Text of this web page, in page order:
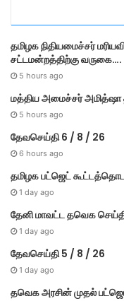
i
e
s
தமி​ழ​க நிதியமைச்சர்
சட்டமன்றத்திற்கு வருகை….
5 hours ago
மத்திய அமைச்சர் அமித்ஷா
5 hours ago
தேவசெய்தி 6 / 8 / 26
6 hours ago
தமிழக பட்ஜெட்
1 day ago
தேனி மாவட்ட தவெக
1 day ago
தேவசெய்தி 5 / 8 / 26
1 day ago
தவெக அரசின் முதல்